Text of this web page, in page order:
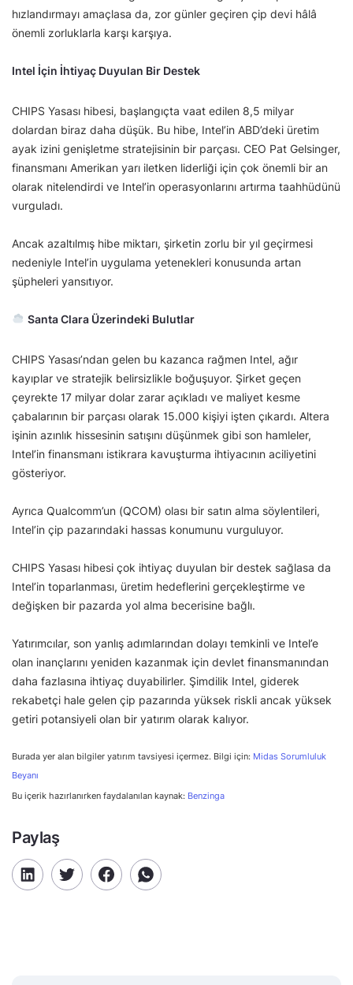
hızlandırmayı amaçlasa da, zor günler geçiren çip devi hâlâ
önemli zorluklarla karşı karşıya.
Intel İçin İhtiyaç Duyulan Bir Destek
CHIPS Yasası hibesi, başlangıçta vaat edilen 8,5 milyar
dolardan biraz daha düşük. Bu hibe, Intel’in ABD’deki üretim
ayak izini genişletme stratejisinin bir parçası. CEO Pat Gelsinger,
finansmanı Amerikan yarı iletken liderliği için çok önemli bir an
olarak nitelendirdi ve Intel’in operasyonlarını artırma taahhüdünü
vurguladı.
Ancak azaltılmış hibe miktarı, şirketin zorlu bir yıl geçirmesi
nedeniyle Intel’in uygulama yetenekleri konusunda artan
şüpheleri yansıtıyor.
Santa Clara Üzerindeki Bulutlar
CHIPS Yasası’ndan gelen bu kazanca rağmen Intel, ağır
kayıplar ve stratejik belirsizlikle boğuşuyor. Şirket geçen
çeyrekte 17 milyar dolar zarar açıkladı ve maliyet kesme
çabalarının bir parçası olarak 15.000 kişiyi işten çıkardı. Altera
işinin azınlık hissesinin satışını düşünmek gibi son hamleler,
Intel’in finansmanı istikrara kavuşturma ihtiyacının aciliyetini
gösteriyor.
Ayrıca Qualcomm’un (QCOM) olası bir satın alma söylentileri,
Intel’in çip pazarındaki hassas konumunu vurguluyor.
CHIPS Yasası hibesi çok ihtiyaç duyulan bir destek sağlasa da
Intel’in toparlanması, üretim hedeflerini gerçekleştirme ve
değişken bir pazarda yol alma becerisine bağlı.
Yatırımcılar, son yanlış adımlarından dolayı temkinli ve Intel’e
olan inançlarını yeniden kazanmak için devlet finansmanından
daha fazlasına ihtiyaç duyabilirler. Şimdilik Intel, giderek
rekabetçi hale gelen çip pazarında yüksek riskli ancak yüksek
getiri potansiyeli olan bir yatırım olarak kalıyor.
Burada yer alan bilgiler yatırım tavsiyesi içermez. Bilgi için: Midas Sorumluluk
Beyanı
Bu içerik hazırlanırken faydalanılan kaynak: Benzinga
Paylaş